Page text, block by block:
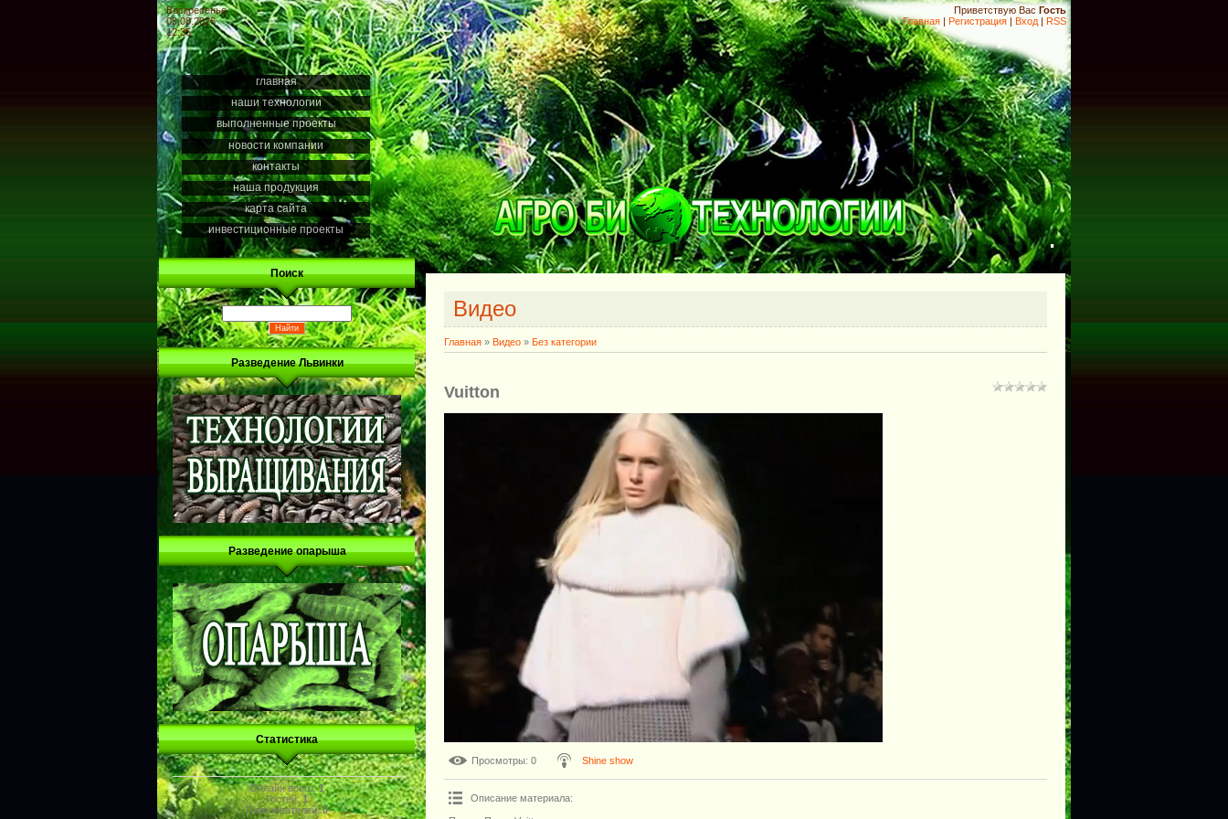
Воскресенье
09.08.2026
12:35
Приветствую Вас Гость
Главная | Регистрация | Вход | RSS
главная
наши технологии
выполненные проекты
новости компании
контакты
наша продукция
карта сайта
инвестиционные проекты
Поиск
Разведение Львинки
Разведение опарыша
Статистика
Онлайн всего:1
Гостей:1
Пользователей:0
.
Видео
Главная » Видео » Без категории
Vuitton
Просмотры: 0 Shine show
Описание материала: